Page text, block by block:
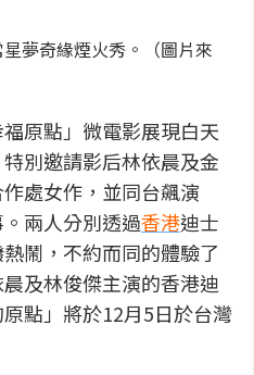
夢奇緣煙火秀。（圖片來
原點」微電影展現白天
別邀請影后林依晨及金
處女作，並同台飆演
兩人分別透過香港迪士
鬧，不約而同的體驗了
及林俊傑主演的香港迪
點」將於12月5日於台灣